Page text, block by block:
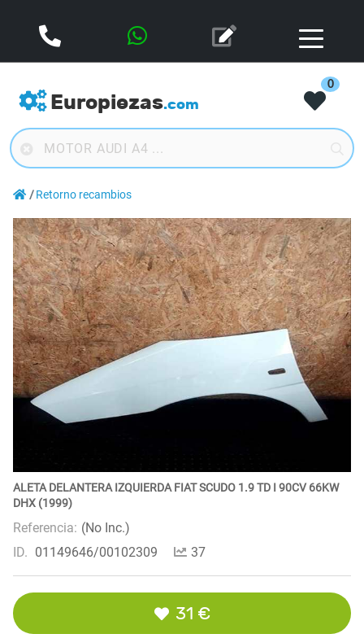
Europiezas.com
0
Retorno recambios
ALETA DELANTERA IZQUIERDA FIAT SCUDO 1.9 TD I 90CV 66KW
DHX (1999)
Referencia: (No Inc.)
ID. 01149646/00102309 37
31 €